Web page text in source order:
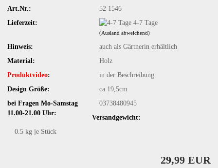
Art.Nr.:
52 1546
Lieferzeit:
4-7 Tage
(Ausland abweichend)
Hinweis:
auch als Gärtnerin erhältlich
Material:
Holz
Produktvideo:
in der Beschreibung
Design Größe:
ca 19,5cm
bei Fragen Mo-Samstag
11.00-21.00 Uhr:
03738480945
Versandgewicht:
0.5 kg je Stück
29,99 EUR